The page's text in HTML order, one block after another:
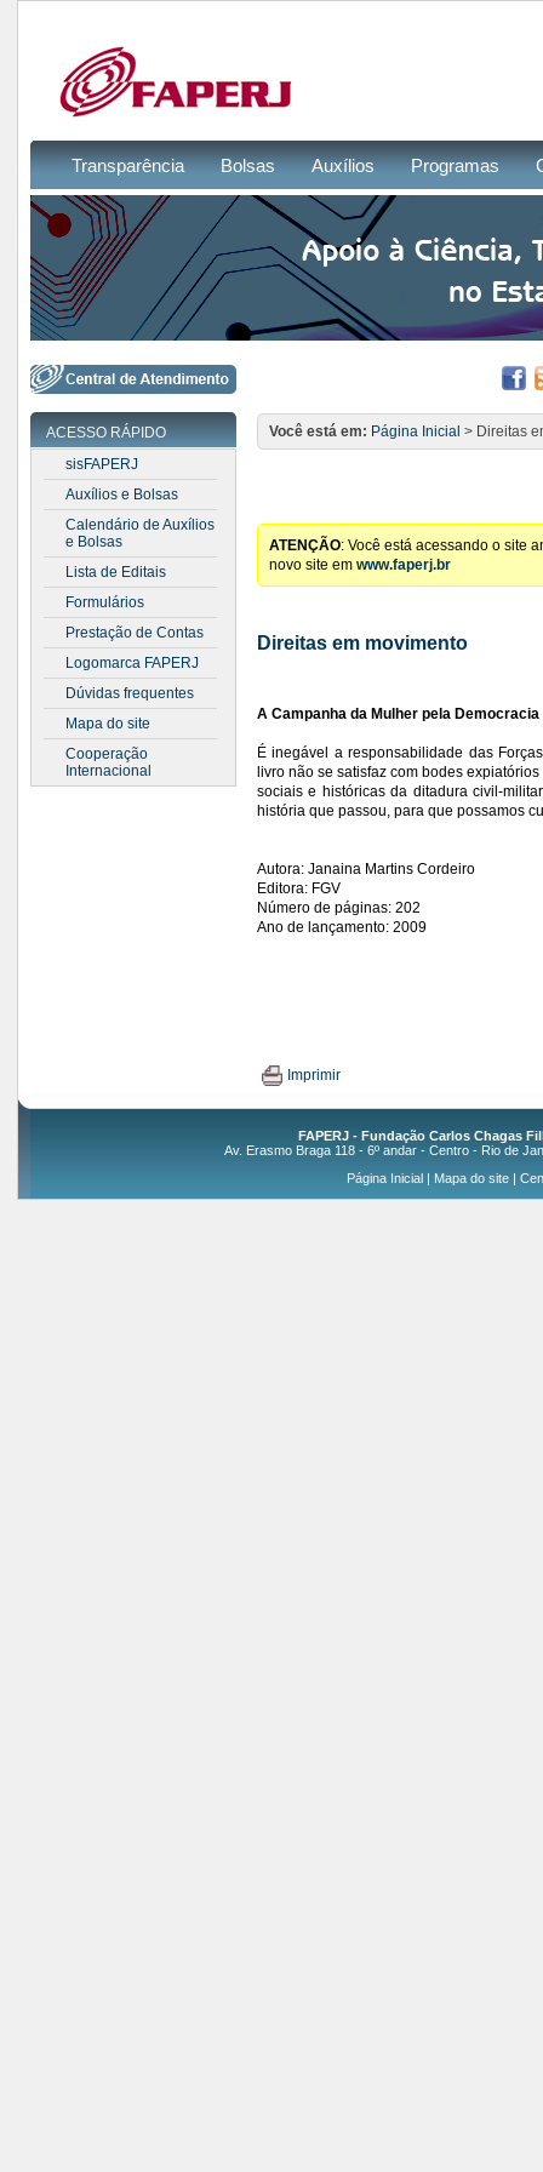
Transparência Bolsas Auxílios Programas
ACESSO RÁPIDO
sisFAPERJ
Auxílios e Bolsas
Calendário de Auxílios
e Bolsas
Lista de Editais
Formulários
Prestação de Contas
Logomarca FAPERJ
Dúvidas frequentes
Mapa do site
Cooperação
Internacional
Você está em: Página Inicial > Direitas
ATENÇÃO: Você está acessando o site
novo site em www.faperj.br
Direitas em movimento
A Campanha da Mulher pela
É inegável a responsabilidade das
livro não se satisfaz com bodes
sociais e históricas da ditadura civil-
história que passou, para que possamos
Autora: Janaina Martins Cordeiro
Editora: FGV
Número de páginas: 202
Ano de lançamento: 2009
Imprimir
FAPERJ - Fundação Carlos Chagas
Av. Erasmo Braga 118 - 6º andar - Centro - Rio de
Página Inicial| Mapa do site|